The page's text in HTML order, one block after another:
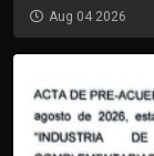
Aug 04 2026